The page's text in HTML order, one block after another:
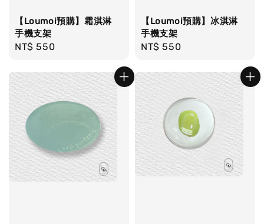
【Loumoi預購】霜淇淋
手機支架
Regular
NT$ 550
【Loumoi預購】冰淇淋
手機支架
Regular
NT$ 550